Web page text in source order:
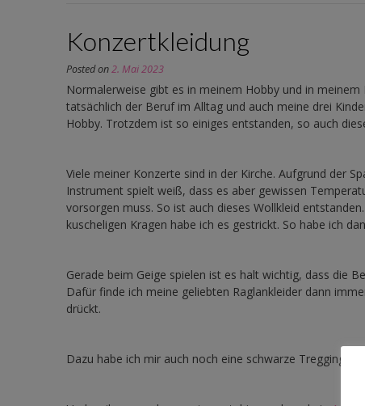
Konzertkleidung
Posted on2. Mai 2023
Normalerweise gibt es in meinem Hobby und in
tatsächlich der Beruf im Alltag und auch meine drei
Hobby. Trotzdem ist so einiges entstanden, so auch
Viele meiner Konzerte sind in der Kirche. Aufgrund der
Instrument spielt weiß, dass es aber gewissen
vorsorgen muss. So ist auch dieses Wollkleid
kuscheligen Kragen habe ich es gestrickt. So habe ich
Gerade beim Geige spielen ist es halt wichtig, dass die
Dafür finde ich meine geliebten Raglankleider dann
drückt.
Dazu habe ich mir auch noch eine schwarze Treggings